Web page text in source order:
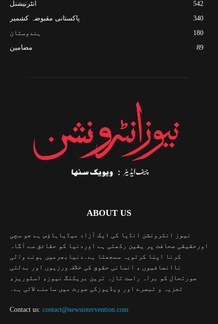
انٹرنیشنل
542
پاکستانی مقبوضہ کشمیر
340
ہندوستان
180
مضامین
89
ABOUT US
نیوز انٹرونشن انڈیا کی ایک آزاد میڈیاہاؤس ہے جو سچی
اورحقیقی صحافت پر یقین رکھتی ہے اوردنیا کو حقائق سے آگاہ
کرنا اپنا کرتویہ سمجھتا ہے۔دنیابھرمیں ہونے والی
ناانصافیوں ، انسانی حقوق کی خلاف ورزیوں اور بدلتی
صورتحال کو براہ راست تازہ ترین بریکنگ نیوز، اسٹوریز،
تجزیہ و تبصرے اور ویڈیوزکی صورت میں سامنے لاتی ہے۔
Contact us: contact@newsintervention.com